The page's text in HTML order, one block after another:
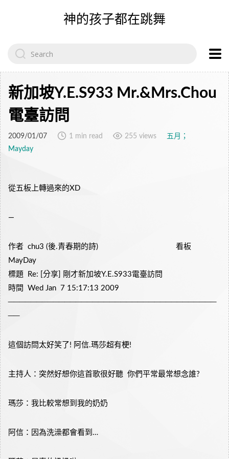
神的孩子都在跳舞
for:
新加坡Y.E.S933 Mr.&Mrs.Chou
電臺訪問
2009/01/07 1 min read 255 views
五月；
Mayday
從五板上轉過來的XD
—
作者 chu3 (後.青春期的詩) 看板
MayDay
標題 Re: [分享] 剛才新加坡Y.E.S933電臺訪問
時間 Wed Jan 7 15:17:13 2009
─────────────────────────────────────
──
這個訪問太好笑了! 阿信.瑪莎超有梗!
主持人：突然好想你這首歌很好聽 你們平常最常想念誰?
瑪莎：我比較常想到我的奶奶
阿信：因為洗澡都會看到…